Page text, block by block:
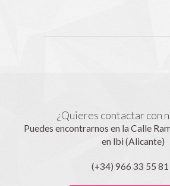
¿Quieres contactar con
Puedes encontrarnos en la Calle
en Ibi (Alicante)
(+34) 966 33 55 81